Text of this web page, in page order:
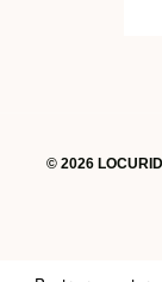
© 2026
Twitter
Facebook